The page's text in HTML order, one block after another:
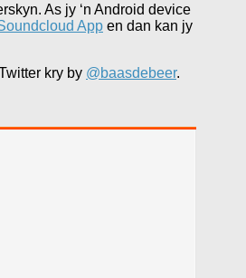
As jy ‘n Android device
App en dan kan jy
kry by @baasdebeer.